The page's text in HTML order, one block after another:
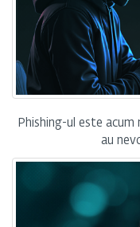
Phishing-ul este acum
au